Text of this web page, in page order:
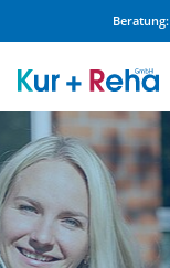
Beratung: